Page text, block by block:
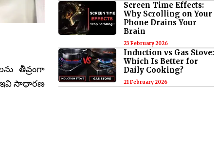
తీవ్రంగా
ఇవి సాధారణ
Screen Time Effects:
Why Scrolling on Your
Phone Drains Your
Brain
23 February 2026
Induction vs Gas Stove:
Which Is Better for
Daily Cooking?
21 February 2026